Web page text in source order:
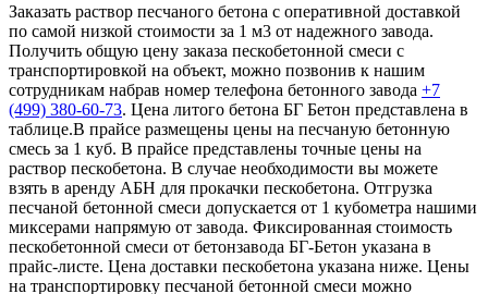
Заказать раствор песчаного бетона с оперативной доставкой
по самой низкой стоимости за 1 м3 от надежного завода.
Получить общую цену заказа пескобетонной смеси с
транспортировкой на объект, можно позвонив к нашим
сотрудникам набрав номер телефона бетонного завода +7
(499) 380-60-73. Цена литого бетона БГ Бетон представлена в
таблице.В прайсе размещены цены на песчаную бетонную
смесь за 1 куб. В прайсе представлены точные цены на
раствор пескобетона. В случае необходимости вы можете
взять в аренду АБН для прокачки пескобетона. Отгрузка
песчаной бетонной смеси допускается от 1 кубометра нашими
миксерами напрямую от завода. Фиксированная стоимость
пескобетонной смеси от бетонзавода БГ-Бетон указана в
прайс-листе. Цена доставки пескобетона указана ниже. Цены
на транспортировку песчаной бетонной смеси можно